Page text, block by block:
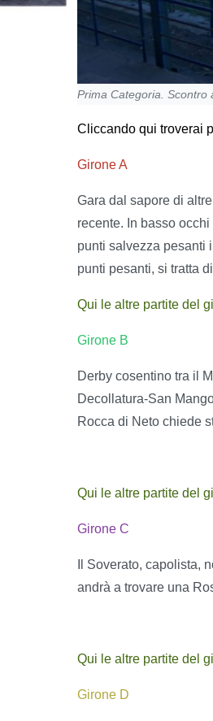
Prima Categoria. Scontro
Cliccando qui troverai
Girone A
Gara dal sapore di
recente. In basso
punti salvezza pesanti
punti pesanti, si tratta
Qui le altre partite del
Girone B
Derby cosentino tra il
Decollatura-San
Rocca di Neto chiede
Qui le altre partite del
Girone C
Il Soverato, capolista,
andrà a trovare una
Qui le altre partite del
Girone D